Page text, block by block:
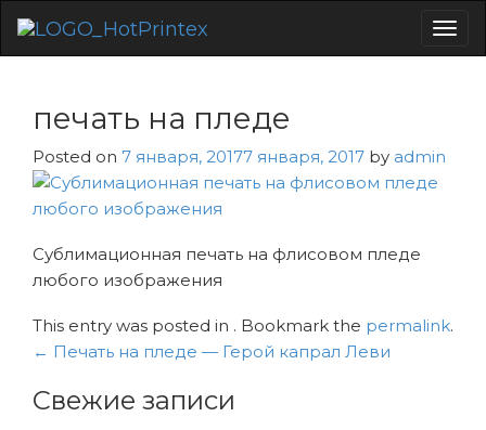
печать на пледе
Posted on 7 января, 20177 января, 2017 by admin
Сублимационная печать на флисовом пледе
любого изображения
This entry was posted in . Bookmark the permalink.
Навигация
записям
← Печать на пледе — Герой капрал Леви
Свежие записи